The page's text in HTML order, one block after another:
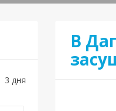
3 дня
В